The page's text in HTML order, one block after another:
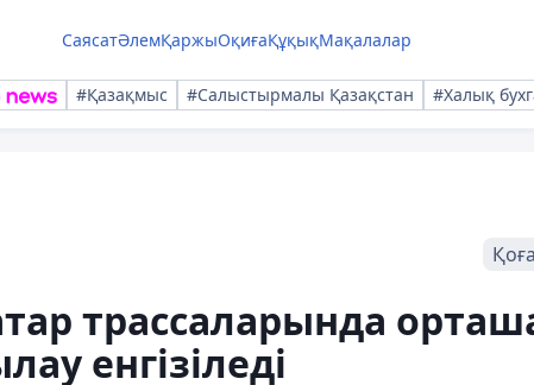
СаясатӘлемҚаржыОқиғаҚұқықМақалалар
#Қазақмыс #Салыстырмалы Қазақстан #Халық
трассаларында
енгізіледі